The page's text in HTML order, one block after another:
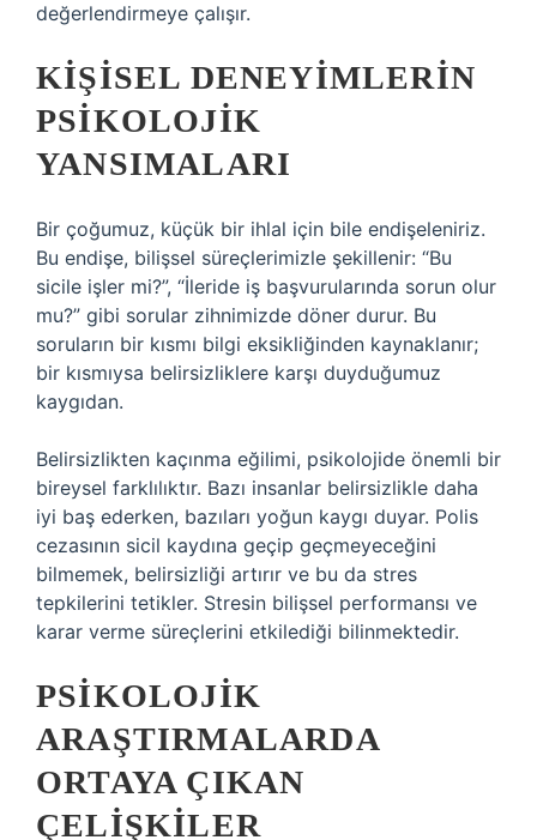
değerlendirmeye çalışır.
KIŞISEL DENEYIMLERIN
PSIKOLOJIK
YANSIMALARI
Bir çoğumuz, küçük bir ihlal için bile endişeleniriz.
Bu endişe, bilişsel süreçlerimizle şekillenir: “Bu
sicile işler mi?”, “İleride iş başvurularında sorun olur
mu?” gibi sorular zihnimizde döner durur. Bu
soruların bir kısmı bilgi eksikliğinden kaynaklanır;
bir kısmıysa belirsizliklere karşı duyduğumuz
kaygıdan.
Belirsizlikten kaçınma eğilimi, psikolojide önemli bir
bireysel farklılıktır. Bazı insanlar belirsizlikle daha
iyi baş ederken, bazıları yoğun kaygı duyar. Polis
cezasının sicil kaydına geçip geçmeyeceğini
bilmemek, belirsizliği artırır ve bu da stres
tepkilerini tetikler. Stresin bilişsel performansı ve
karar verme süreçlerini etkilediği bilinmektedir.
PSIKOLOJIK
ARAŞTIRMALARDA
ORTAYA ÇIKAN
ÇELIŞKILER